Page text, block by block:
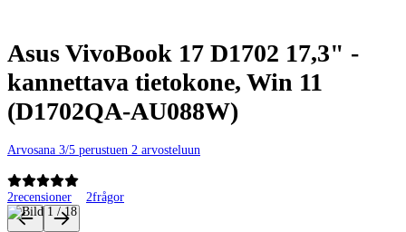
Asus VivoBook 17 D1702 17,3" -
kannettava tietokone, Win 11
(D1702QA-AU088W)
Arvosana 3/5 perustuen 2 arvosteluun
2recensioner 2frågor